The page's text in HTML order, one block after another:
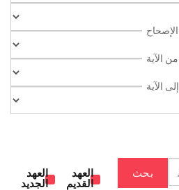
الإصحاح
من الآية
إلى الآية
بحث
العهد
القديم
العهد
الجديد